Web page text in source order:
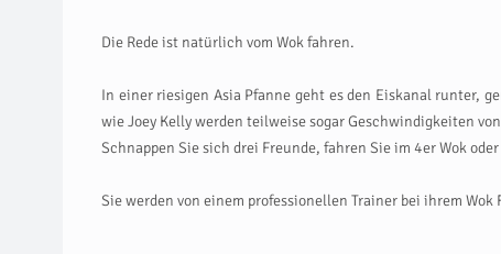
Die Rede ist natürlich vom Wok fahren.
In einer riesigen Asia Pfanne geht es den Eiskanal runter,
wie Joey Kelly werden teilweise sogar Geschwindigkeiten
Schnappen Sie sich drei Freunde, fahren Sie im 4er Wok
Sie werden von einem professionellen Trainer bei ihrem